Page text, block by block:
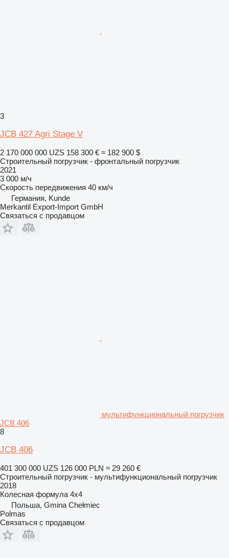
3
JCB 427 Agri Stage V
2 170 000 000 UZS 158 300 € ≈ 182 900 $
Строительный погрузчик - фронтальный погрузчик
2021
3 000 м/ч
Скорость передвижения 40 км/ч
Германия, Kunde
Merkantil Export-Import GmbH
Связаться с продавцом
мультифункциональный погрузчик
JCB 406
8
JCB 406
401 300 000 UZS 126 000 PLN ≈ 29 260 €
Строительный погрузчик - мультифункциональный погрузчик
2018
Колесная формула 4x4
Польша, Gmina Chełmiec
Polmas
Связаться с продавцом